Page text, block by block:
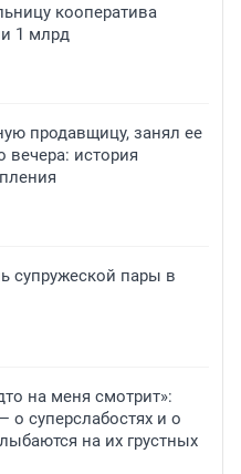
кооператива
1 млрд
продавщицу, занял ее
вечера: история
супружеской пары в
на меня смотрит»:
о суперслабостях и о
на их грустных